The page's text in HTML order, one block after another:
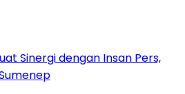
Sinergi dengan Insan Pers,